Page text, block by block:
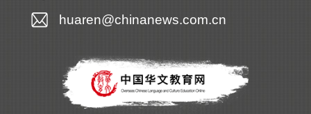
huaren@chinanews.com.cn